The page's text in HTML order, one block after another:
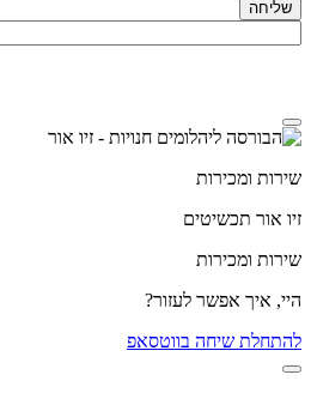
שליחה
שירות ומכירות
זיו אור תכשיטים
שירות ומכירות
היי, איך אפשר לעזור?
להתחלת שיחה בווטסאפ